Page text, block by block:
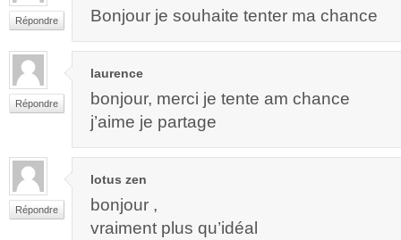
Répondre Bonjour je souhaite tenter ma chance
Répondre
laurence
bonjour, merci je tente am chance
j’aime je partage
Répondre
lotus zen
bonjour ,
vraiment plus qu’idéal